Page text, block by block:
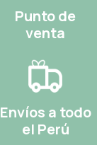
Punto de
venta
Envíos a todo
el Perú